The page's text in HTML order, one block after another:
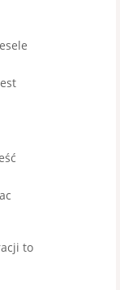
to